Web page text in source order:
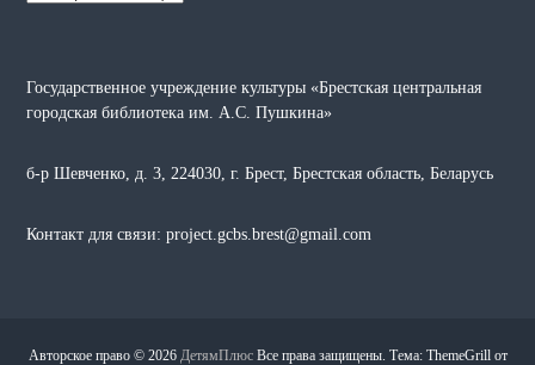
в
Государственное учреждение культуры «Брестская центральная
городская библиотека им. А.С. Пушкина»
б-р Шевченко, д. 3, 224030, г. Брест, Брестская область, Беларусь
Контакт для связи: project.gcbs.brest@gmail.com
Авторское право © 2026 ДетямПлюсВсе права защищены. Тема: ThemeGrill от